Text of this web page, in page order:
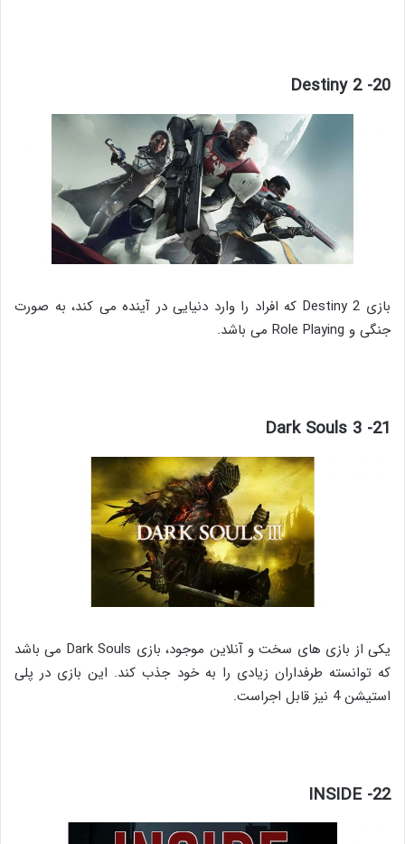
20- Destiny 2
بازی Destiny 2 که افراد را وارد دنیایی در آینده می کند، به صورت
جنگی و Role Playing می باشد.
21- Dark Souls 3
یکی از بازی های سخت و آنلاین موجود، بازی Dark Souls می باشد
که توانسته طرفداران زیادی را به خود جذب کند. این بازی در پلی
استیشن 4 نیز قابل اجراست.
22- INSIDE